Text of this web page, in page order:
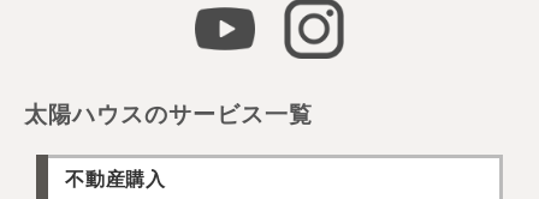
太陽ハウスのサービス一覧
不動産購入